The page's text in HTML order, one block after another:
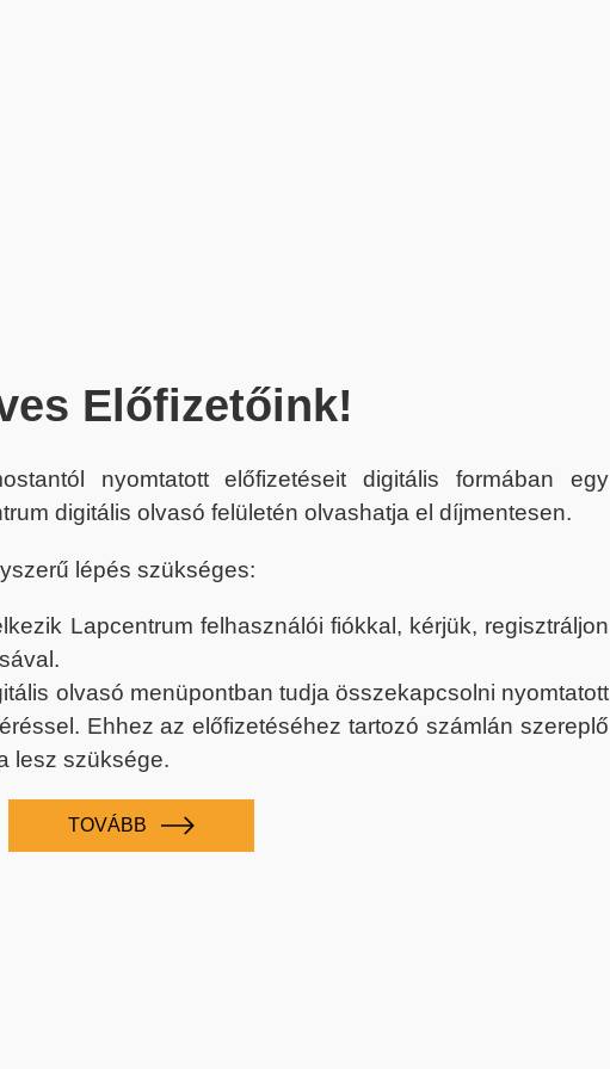
Előfizetőink!
nyomtatott előfizetéseit digitális formában egy
digitális olvasó felületén olvashatja el díjmentesen.
lépés szükséges:
Lapcentrum felhasználói fiókkal, kérjük, regisztráljon
olvasó menüpontban tudja összekapcsolni nyomtatott
Ehhez az előfizetéséhez tartozó számlán szereplő
lesz szüksége.
TOVÁBB